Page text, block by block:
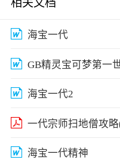
相关文档
海宝一代
GB精灵宝可梦第一
海宝一代2
一代宗师扫地僧攻
海宝一代精神